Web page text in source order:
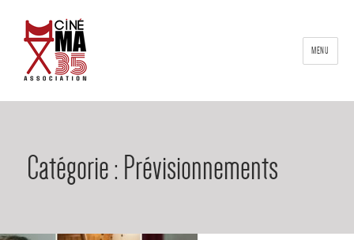
MENU
Catégorie : Prévisionnements